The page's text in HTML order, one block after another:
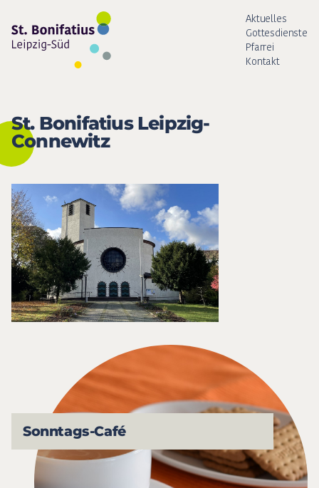
Aktuelles
Gottesdienste
Pfarrei
Kontakt
St. Bonifatius Leipzig-
Connewitz
Sonntags-Café